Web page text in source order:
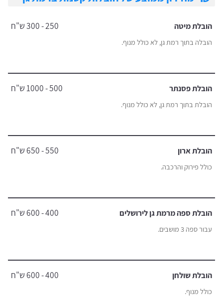
הובלת מיטה
הובלה בתוך רמת גן, לא כולל מנוף.
250 - 300 ש"ח
הובלת פסנתר
הובלת בתוך רמת גן, לא כולל מנוף.
500 - 1000 ש"ח
הובלת ארון
כולל פירוק והרכבה.
550 - 650 ש"ח
הובלת ספה מרמת גן לירושלים
עבור ספה 3 מושבים.
400 - 600 ש"ח
הובלת שולחן
כולל מנוף.
400 - 600 ש"ח